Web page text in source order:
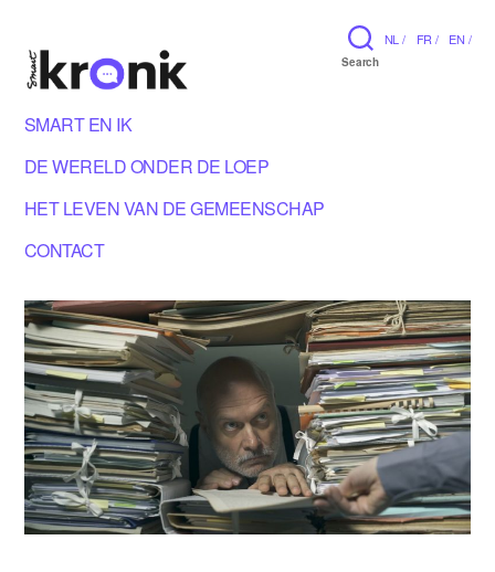
NL / FR / EN /
Search
SMART EN IK
DE WERELD ONDER DE LOEP
HET LEVEN VAN DE GEMEENSCHAP
CONTACT